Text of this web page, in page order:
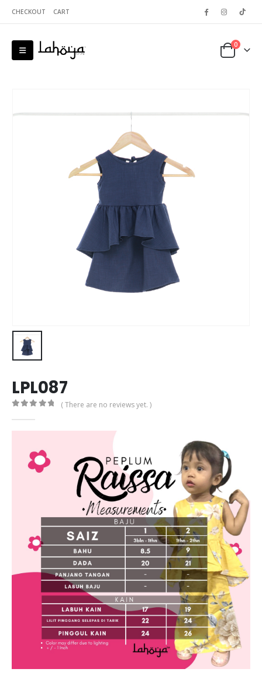
CHECKOUT CART
0
LPL087
( There are no reviews yet. )